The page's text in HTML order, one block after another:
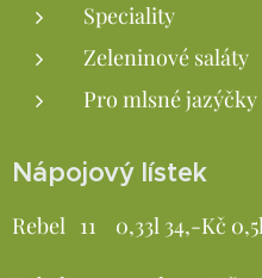
Speciality
Zeleninové saláty
Pro mlsné jazýčky
Nápojový lístek
Rebel 11 0,33l 34,-Kč